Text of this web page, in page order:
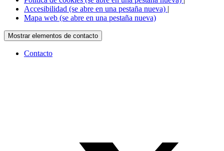
Accesibilidad (se abre en una pestaña nueva) |
Mapa web (se abre en una pestaña nueva)
Mostrar elementos de contacto
Contacto